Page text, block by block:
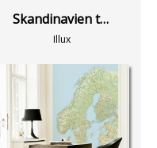
Skandinavien tapet
Illux